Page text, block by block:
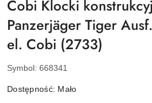
Cobi Klocki
Panzerjäger Tiger
el. Cobi (2733)
Symbol: 668341
Dostępność: Mało